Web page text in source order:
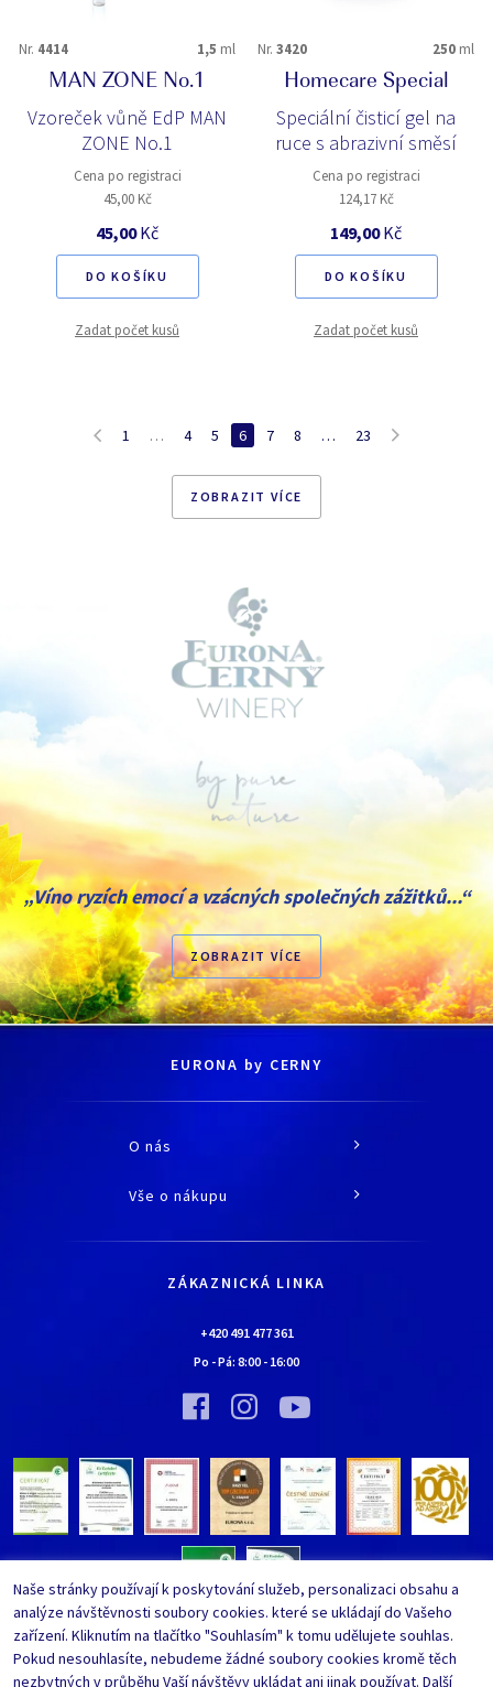
Nr. 4414 1,5 ml
MAN ZONE No.1
Vzoreček vůně EdP MAN
ZONE No.1
Cena po registraci
45,00 Kč
45,00Kč
DO KOŠÍKU
Zadat počet kusů
Nr. 3420 250 ml
Homecare Special
Speciální čisticí gel na
ruce s abrazivní směsí
Cena po registraci
124,17 Kč
149,00Kč
DO KOŠÍKU
Zadat počet kusů
1 … 4 5 6 7 8 … 23
ZOBRAZIT VÍCE
„Víno ryzích emocí a vzácných společných zážitků...“
ZOBRAZIT VÍCE
EURONA by CERNY
O nás
O společnosti
Kontaktní údaje
Bylo nebylo…
Vinný sklípek EURONA by Cerny
Bylo nebylo…
Vše o nákupu
Jak nakupovat
Nejčastěji kladené dotazy
Upravit nastavení ochrany
Whistleblowing
ZÁKAZNICKÁ LINKA
+420 491 477 361
Po - Pá: 8:00 - 16:00
Naše stránky používají k poskytování služeb, personalizaci obsahu a
analýze návštěvnosti soubory cookies. které se ukládají do Vašeho
zařízení. Kliknutím na tlačítko "Souhlasím" k tomu udělujete souhlas.
Pokud nesouhlasíte, nebudeme žádné soubory cookies kromě těch
nezbytných v průběhu Vaší návštěvy ukládat ani jinak používat. Další